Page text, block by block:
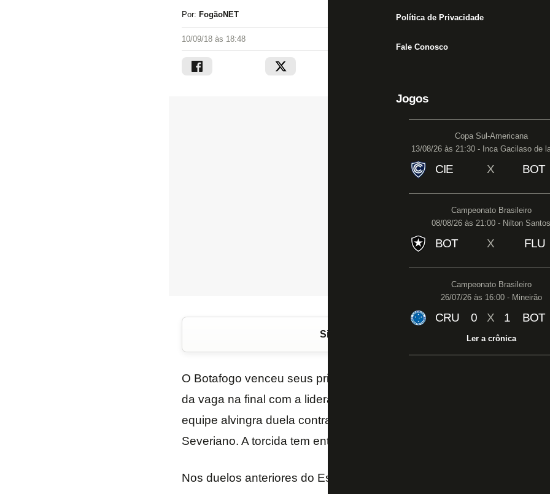
Política de Privacidade
Fale Conosco
Jogos
Copa Sul-Americana
13/08/26 às 21:30 - Inca Gacilaso de
CIE X BOT
Campeonato Brasileiro
08/08/26 às 21:00 - Nilton Santos
BOT X FLU
Campeonato Brasileiro
26/07/26 às 16:00 - Mineirão
CRU 0 X 1 BOT
Ler a crônica
Por: FogãoNET
10/09/18 às 18:48
Siga o FogãoNET no Google Discover
O Botafogo venceu seus primeiros compromissos no Estadual de
da vaga na final com a liderança momentânea. Porém, para garantir a
equipe alvingra duela contra o Flamengo nesta quinta-feira, 19h, em
Severiano. A torcida tem entrada franca!
Nos duelos anteriores do Estadual, a equipe do técnico Walner